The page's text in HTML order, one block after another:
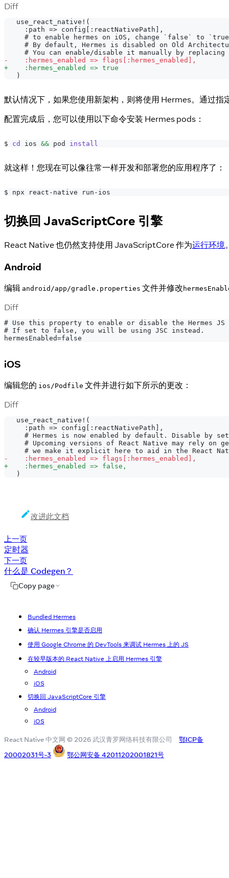
Diff
  use_react_native!(
    :path => config[:reactNativePath],
# to enable hermes on iOS, change `false` to
# By default, Hermes is disabled on Old
# You can enable/disable it manually by
-
    :hermes_enabled => flags[:hermes_enabled],
+
    :hermes_enabled => true
  )
默认情况下，如果您使用新架构，则将使用 Hermes。通过指
配置完成后，您可以使用以下命令安装 Hermes pods：
$ cd ios && pod install
就这样！您现在可以像往常一样开发和部署您的应用程序了：
$ npx react-native run-ios
切换回 JavaScriptCore 引擎
React Native 也仍然支持使用 JavaScriptCore 作为运行环境
Android
编辑 android/app/gradle.properties 文件并修改
Diff
# Use this property to enable or disable the Hermes JS
# If set to false, you will be using JSC instead.
hermesEnabled=false
iOS
编辑您的 ios/Podfile 文件并进行如下所示的更改：
Diff
  use_react_native!(
    :path => config[:reactNativePath],
# Hermes is now enabled by default. Disable by
# Upcoming versions of React Native may rely on
# we make it explicit here to aid in the React
-
    :hermes_enabled => flags[:hermes_enabled],
+
    :hermes_enabled => false,
  )
改进此文档
上一页
定时器
下一页
什么是 Codegen？
Copy page
Bundled Hermes
确认 Hermes 引擎是否启用
使用 Google Chrome 的 DevTools 来调试 Hermes 上的 JS
在较早版本的 React Native 上启用 Hermes 引擎
Android
iOS
切换回 JavaScriptCore 引擎
Android
iOS
React Native 中文网 © 2026 武汉青罗网络科技有限公司
鄂ICP备
20002031号-3
鄂公网安备 42011202001821号